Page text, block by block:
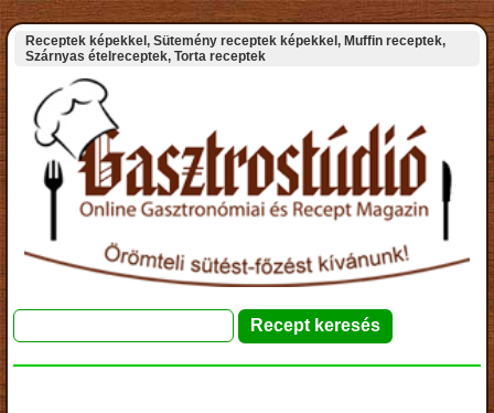
Receptek képekkel, Sütemény receptek képekkel, Muffin receptek,
Szárnyas ételreceptek, Torta receptek